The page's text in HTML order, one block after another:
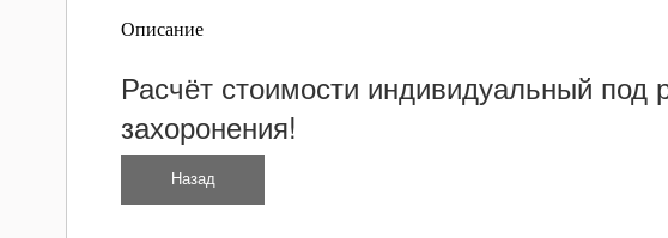
Описание
Расчёт стоимости индивидуальный под
захоронения!